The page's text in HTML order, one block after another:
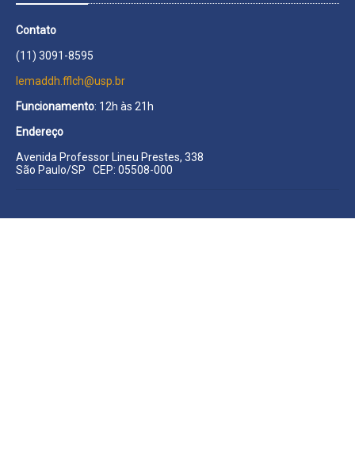
Contato
(11) 3091-8595
lemaddh.fflch@usp.br
Funcionamento: 12h às 21h
Endereço
Avenida Professor Lineu Prestes, 338
São Paulo/SP CEP: 05508-000